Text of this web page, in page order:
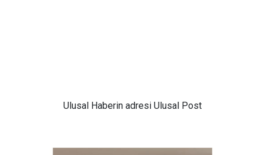
Ulusal Haberin adresi Ulusal Post